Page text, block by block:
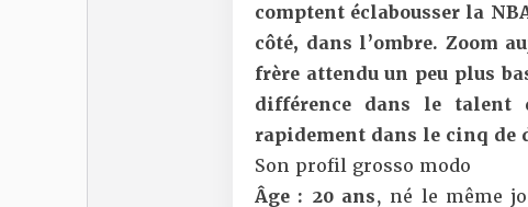
comptent éclabousser la
côté, dans l’ombre. Zoom
frère attendu un peu plus
différence dans le talent
rapidement dans le cinq de
Son profil grosso modo
Âge : 20 ans, né le même